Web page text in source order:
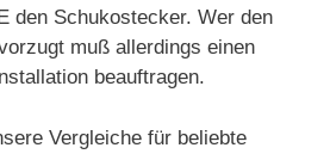
den Schukostecker. Wer den
muß allerdings einen
beauftragen.
Vergleiche für beliebte